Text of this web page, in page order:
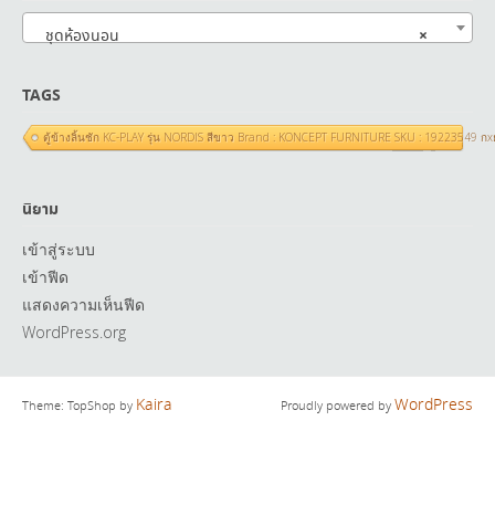
×
ชุดห้องนอน
TAGS
ตู้ข้างลิ้นชัก KC-PLAY รุ่น NORDIS สีขาว Brand : KONCEPT FURNITURE SKU : 19223549 ก
นิยาม
เข้าสู่ระบบ
เข้าฟีด
แสดงความเห็นฟีด
WordPress.org
Theme: TopShop by Kaira Proudly powered byWordPress